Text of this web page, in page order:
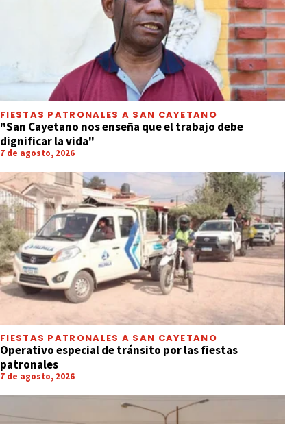
FIESTAS PATRONALES A SAN CAYETANO
"San Cayetano nos enseña que el trabajo debe
dignificar la vida"
7 de agosto, 2026
FIESTAS PATRONALES A SAN CAYETANO
Operativo especial de tránsito por las fiestas
patronales
7 de agosto, 2026